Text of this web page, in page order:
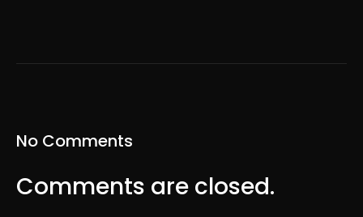
No Comments
Comments are closed.